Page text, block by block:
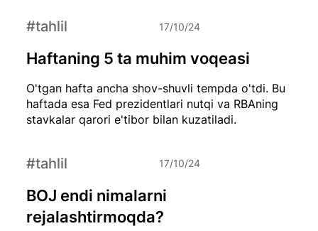
O'tgan hafta ancha shov-shuvli tempda o'tdi. Bu
haftada esa Fed prezidentlari nutqi va RBAning
stavkalar qarori e'tibor bilan kuzatiladi.
Haftaning 5 ta muhim voqeasi
#tahlil 17/10/24
BOJ endi nimalarni
rejalashtirmoqda?
#tahlil 17/10/24